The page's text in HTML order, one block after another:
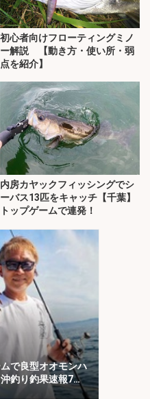
初心者向けフローティングミノ
ー解説 【動き方・使い所・弱
点を紹介】
内房カヤックフィッシングでシ
ーバス13匹をキャッチ【千葉】
トップゲームで連発！
で良型オオモンハ
釣り釣果速報7